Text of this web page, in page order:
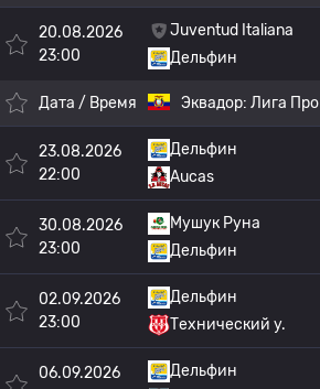
20.08.2026
23:00
Juventud Italiana
Дельфин
Дата / Время Эквадор: Лига Про
23.08.2026
22:00
Дельфин
Aucas
30.08.2026
23:00
Мушук Руна
Дельфин
02.09.2026
23:00
Дельфин
Технический у.
06.09.2026
Дельфин